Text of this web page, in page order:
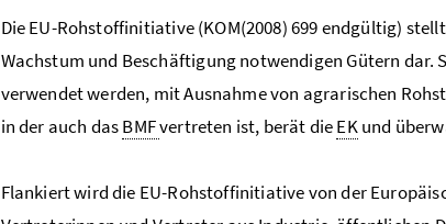
Die EU-Rohstoffinitiative (KOM(2008) 699 endgültig)
Wachstum und Beschäftigung notwendigen Gütern dar.
verwendet werden, mit Ausnahme von agrarischen
in der auch dasBMFvertreten ist, berät dieEKund
Flankiert wird die EU-Rohstoffinitiative von der